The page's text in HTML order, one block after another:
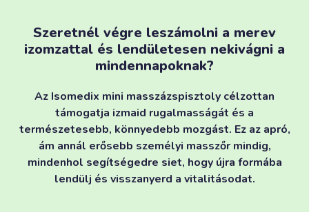
Szeretnél végre leszámolni a merev
izomzattal és lendületesen nekivágni a
mindennapoknak?
Az Isomedix mini masszázspisztoly célzottan
támogatja izmaid rugalmasságát és a
természetesebb, könnyedebb mozgást. Ez az apró,
ám annál erősebb személyi masszőr mindig,
mindenhol segítségedre siet, hogy újra formába
lendülj és visszanyerd a vitalitásodat.